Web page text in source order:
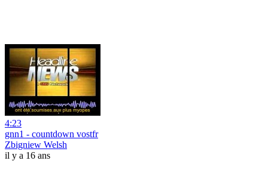
4:23
gnn1 - countdown vostfr
Zbigniew Welsh
il y a 16 ans